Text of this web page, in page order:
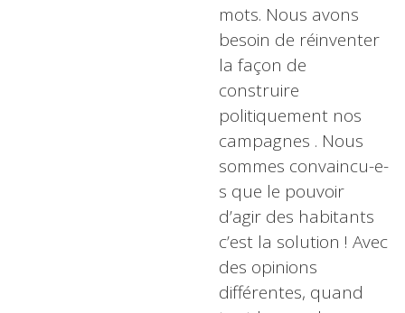
mots. Nous avons
besoin de réinventer
la façon de
construire
politiquement nos
campagnes . Nous
sommes convaincu-e-
s que le pouvoir
d’agir des habitants
c’est la solution ! Avec
des opinions
différentes, quand